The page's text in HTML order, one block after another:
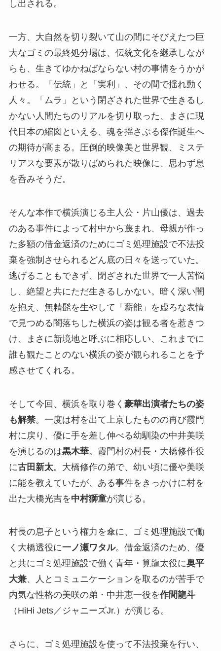
し出される。
一方、大自然を切り裂いて山の間にそびえたつ巨
大なゴミの最終処分場は、伝統文化を継承しなが
らも、生きてゆかねばならない村の事情をうかが
わせる。「伝統」と「実利」、その間で揺れ動く
人々。「ムラ」という閉ざされた世界で生きるし
かない人間たちのリアルを切り取った、まさに現
代日本の縮図といえる、魂を揺さぶる傑作誕生へ
の期待が高まる。圧倒的映像美と世界観、ミステ
リアスな要素が散りばめられた映像に、思わず息
を呑みそうだ。
そんな本作で横浜演じる主人公・片山優は、過去
のある事件によって村中から蔑まれ、母親が作っ
た多額の借金返済のためにゴミ処理施設で不法投
棄を強制させられるどん底の日々を送っていた。
逃げることもできず、閉ざされた世界で一人苦悩
し、絶望と共にただ生きるしかない。暗く深い闇
を抱え、無精髭を生やして「薪能」を虚ろな表情
で見つめる闇落ちした横浜の姿は観る者を惹きつ
け、まさに新境地と呼ぶに相応しい、これまでに
誰も観たことのない横浜の姿が観られることを予
感させてくれる。
そして今回、横浜を取り巻く 豪華出演者たちの姿
も解禁。一度は村を出て上京したものの再び霞門
村に戻り、優に手を差し伸べる幼馴染の中井美咲
を演じるのは黒木華。霞門村の村長・大橋修作役
に古田新太。大橋修作の弟で、幼い頃に優や美咲
に能を教えていたが、ある事件をきっかけに村を
出た大橋光吉を中村獅童が演じる。
村長の息子という権力を傘に、ゴミ処理施設で働
く大橋透役に一ノ瀬ワタル。借金返済のため、優
と共にゴミ処理施設で働く青年・筧龍太役に奥平
大兼、人とコミュニケーションを取るのが苦手で
内気な性格の美咲の弟・中井恵一役を作間龍斗
（HiHi Jets／ジャニーズJr.）が演じる。
さらに、ゴミ処理施設を使って不法投棄を行い、